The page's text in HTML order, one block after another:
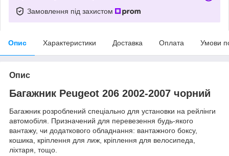
Замовлення під захистом
Опис Характеристики Доставка Оплата Умови
Опис
Багажник Peugeot 206 2002-2007 чорний
Багажник розроблений спеціально для установки на рейлінги
автомобіля. Призначений для перевезення будь-якого
вантажу, чи додаткового обладнання: вантажного боксу,
кошика, кріплення для лиж, кріплення для велосипеда,
ліхтаря, тощо.